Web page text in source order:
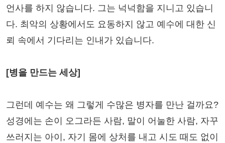
언사를 하지 않습니다. 그는 넉넉함을 지니고 있습니
다. 최악의 상황에서도 요동하지 않고 예수에 대한 신
뢰 속에서 기다리는 인내가 있습니다.
[병을 만드는 세상]
그런데 예수는 왜 그렇게 수많은 병자를 만난 걸까요?
성경에는 손이 오그라든 사람, 말이 어눌한 사람, 자꾸
쓰러지는 아이, 자기 몸에 상처를 내고 시도 때도 없이